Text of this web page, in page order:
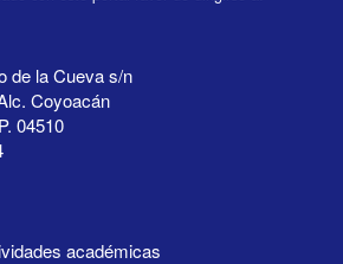
de la Cueva s/n
Coyoacán
04510
académicas